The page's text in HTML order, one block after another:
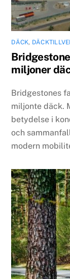
DÄCK,
miljoner
Bridgestones
miljonte däck.
betydelse i
och
modern